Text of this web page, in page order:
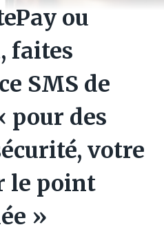
ou
faites
SMS de
pour des
votre
le point
»